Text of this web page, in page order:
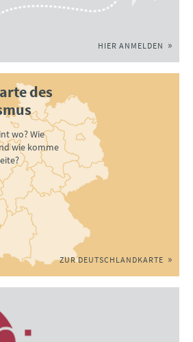
HIER ANMELDEN
des
wo? Wie
wie komme
ZUR DEUTSCHLANDKARTE